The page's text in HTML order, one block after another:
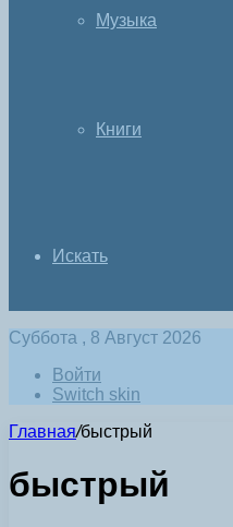
Музыка
Книги
Искать
Суббота , 8 Август 2026
Войти
Switch skin
Главная/быстрый
быстрый